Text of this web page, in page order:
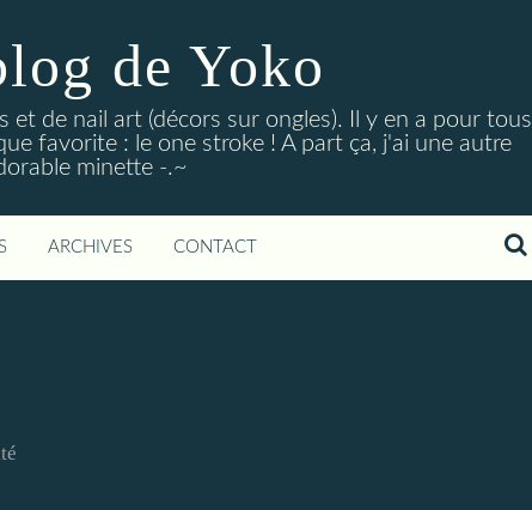
de Yoko
et de nail art (décors sur ongles). Il y en a pour tous
favorite : le one stroke ! A part ça, j'ai une autre
minette -.~
ARCHIVES CONTACT